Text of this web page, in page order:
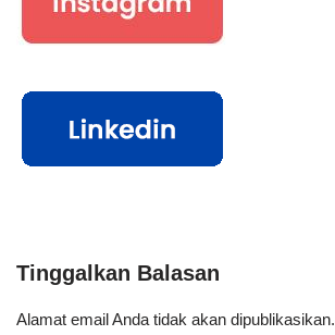
Tinggalkan Balasan
Alamat email Anda tidak akan dipublikasikan.